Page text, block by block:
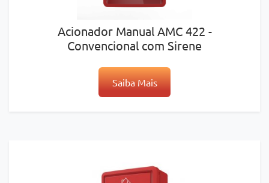
Acionador Manual AMC 422 -
Convencional com Sirene
Saiba Mais